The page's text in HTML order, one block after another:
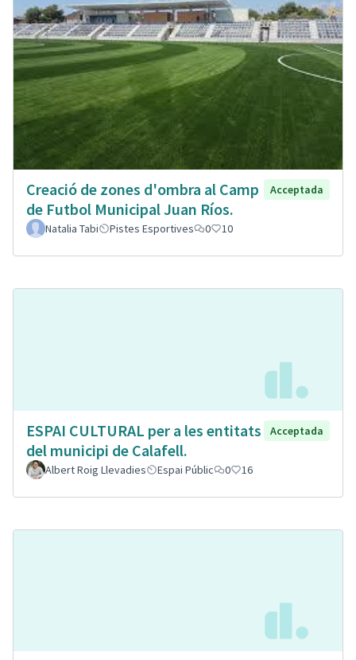
Creació de zones d'ombra al Camp
de Futbol Municipal Juan Ríos.
Acceptada
Natalia Tabi Pistes Esportives 0 10
ESPAI CULTURAL per a les entitats
del municipi de Calafell.
Acceptada
Albert Roig Llevadies Espai Públic 0 16